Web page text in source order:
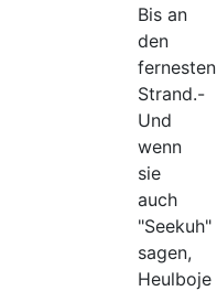
Bis an
den
fernesten
Strand.-
Und
wenn
sie
auch
"Seekuh"
sagen,
Heulboje